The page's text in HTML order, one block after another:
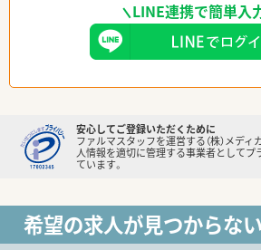
LINE連携で簡単入
安心してご登録いただくために
ファルマスタッフを運営する（株）メディ
人情報を適切に管理する事業者として
ています。
希望の求人が見つからな